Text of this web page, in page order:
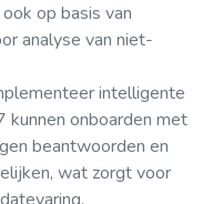
op basis van
analyse van niet-
intelligente
onboarden met
beantwoorden en
wat zorgt voor